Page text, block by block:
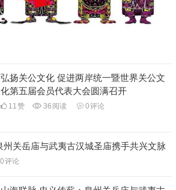
弘扬关公文化 促进两岸统一暨世界关公文
化第五届会员代表大会圆满召开
11赞 36 阅读 0评论
州关岳庙与武夷古汉城圣庙携手共兴文脉
评论